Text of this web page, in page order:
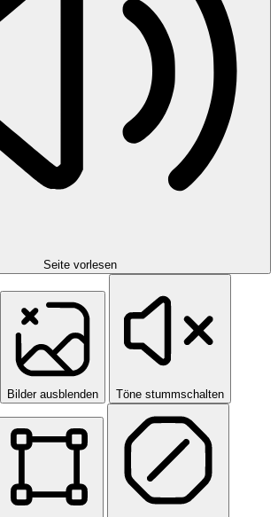
Seite vorlesen
Bilder ausblenden Töne stummschalten